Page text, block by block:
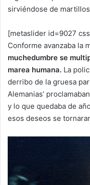
sirviéndose de
[metaslider id=9027
Conforme avanzaba la
muchedumbre se
marea humana. La
derribo de la gruesa
Alemanias’
y lo que quedaba de
esos deseos se